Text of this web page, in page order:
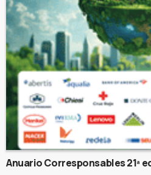
Anuario Corresponsables 21ª